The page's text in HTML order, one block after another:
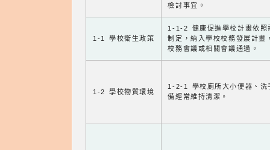
檢討事宜。
1-1 學校衛生政策
1-1-2 健康促進學校計畫依照
制定，納入學校校務發展計畫
校務會議或相關會議通過。
1-2 學校物質環境
1-2-1 學校廁所大小便器、洗
備經常維持清潔。